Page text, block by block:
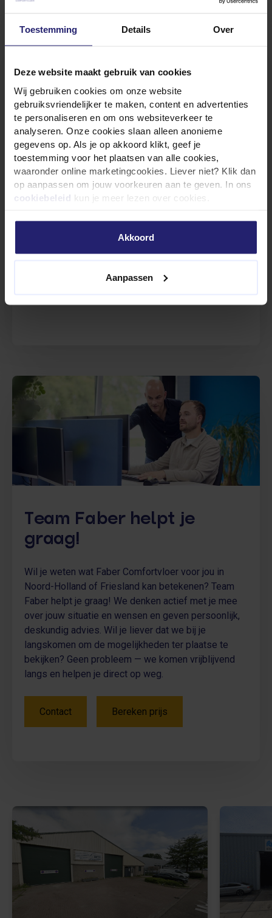
Toestemming Details Over
Deze website maakt gebruik van cookies
Wij gebruiken cookies om onze website
gebruiksvriendelijker te maken, content en advertenties
te personaliseren en om ons websiteverkeer te
analyseren. Onze cookies slaan alleen anonieme
gegevens op. Als je op akkoord klikt, geef je
toestemming voor het plaatsen van alle cookies,
waaronder online marketingcookies. Liever niet? Klik dan
op aanpassen om jouw voorkeuren aan te geven. In ons
cookiebeleid kun je meer lezen over cookies.
Akkoord
Aanpassen
Vestiging de Goorn
waar naast onze werkvoorbereiders en
planningsteams ook de financiële afdeling actief is.
inspelen op jouw wensen en zorgen voor service
Team Faber helpt je
graag!
Wil je weten wat Faber Comfortvloer voor jou in
Noord-Holland of Friesland kan betekenen? Team
Faber helpt je graag! We denken actief met je mee
over jouw situatie en wensen en geven persoonlijk,
deskundig advies. Wil je liever dat we bij je
langskomen om de mogelijkheden ter plaatse te
bekijken? Geen probleem — we komen vrijblijvend
langs en helpen je direct op weg.
Contact Bereken prijs